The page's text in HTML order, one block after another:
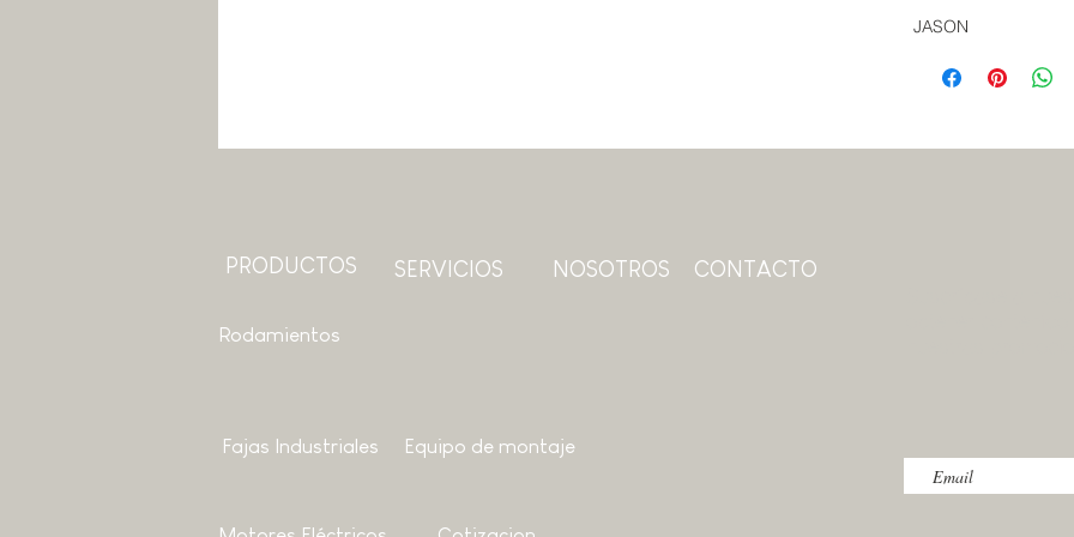
JASON
PRODUCTOS SERVICIOS NOSOTROS CONTACTO
Rodamientos
Fajas Industriales Equipo de montaje